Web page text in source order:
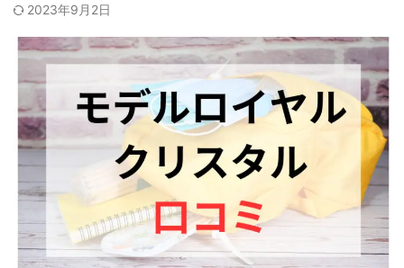
2023年9月2日